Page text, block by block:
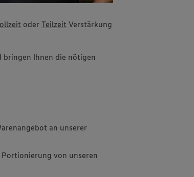
oderTeilzeit Verstärkung
bringen Ihnen die nötigen
an unserer
von unseren